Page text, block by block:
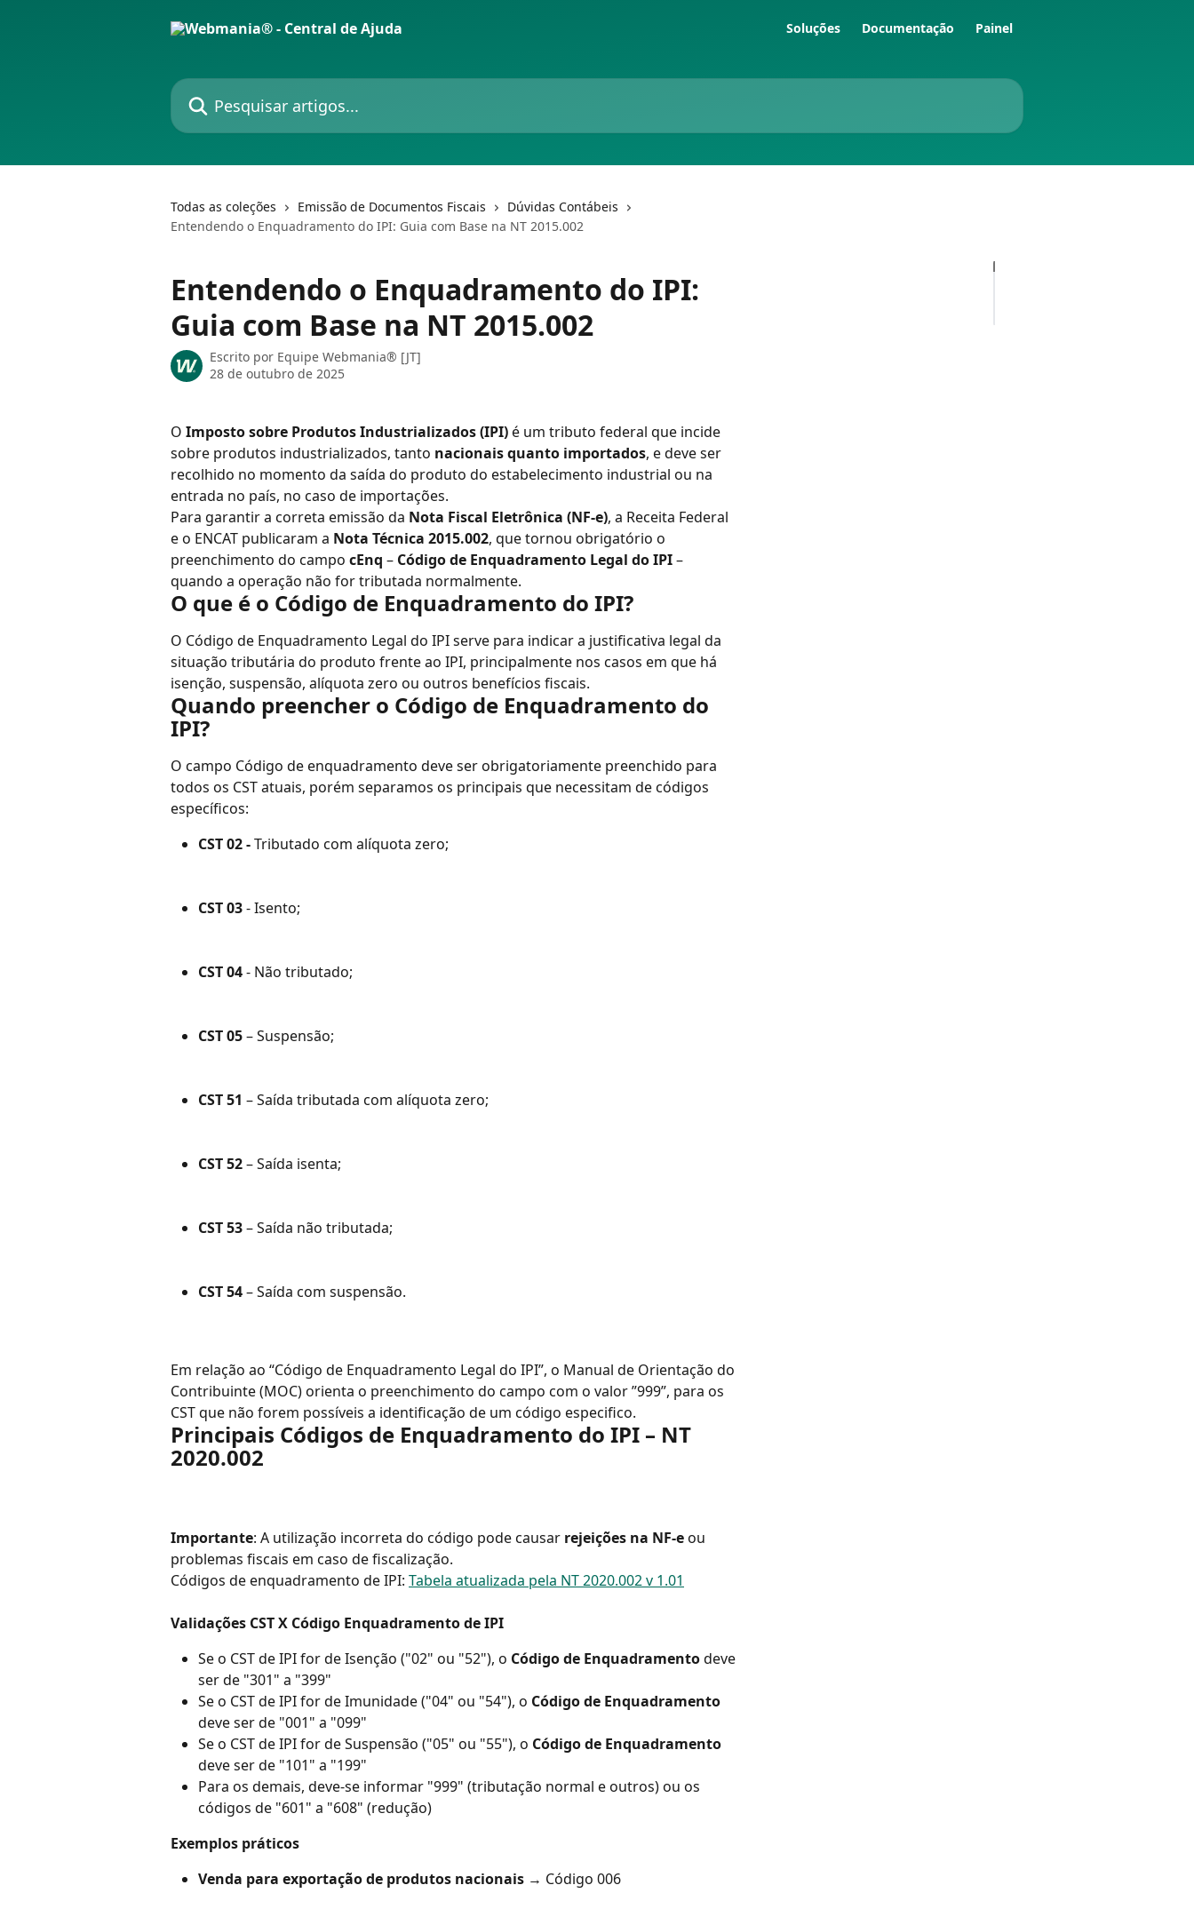
Soluções Documentação Painel
Pesquisar artigos...
Todas as coleções Emissão de Documentos Fiscais
Dúvidas Contábeis
Entendendo o Enquadramento do IPI: Guia com Base na NT 2015.002
Entendendo o Enquadramento do IPI:
Guia com Base na NT 2015.002
Escrito por Equipe Webmania® [JT]
28 de outubro de 2025
O Imposto sobre Produtos Industrializados (IPI) é um tributo federal que incide
sobre produtos industrializados, tanto nacionais quanto importados, e deve ser
recolhido no momento da saída do produto do estabelecimento industrial ou na
entrada no país, no caso de importações.
Para garantir a correta emissão da Nota Fiscal Eletrônica (NF-e), a Receita Federal
e o ENCAT publicaram a Nota Técnica 2015.002, que tornou obrigatório o
preenchimento do campo cEnq – Código de Enquadramento Legal do IPI –
quando a operação não for tributada normalmente.
O que é o Código de Enquadramento do IPI?
O Código de Enquadramento Legal do IPI serve para indicar a justificativa legal da
situação tributária do produto frente ao IPI, principalmente nos casos em que há
isenção, suspensão, alíquota zero ou outros benefícios fiscais.
Quando preencher o Código de Enquadramento do
IPI?
O campo Código de enquadramento deve ser obrigatoriamente preenchido para
todos os CST atuais, porém separamos os principais que necessitam de códigos
específicos:
CST 02 - Tributado com alíquota zero;
CST 03 - Isento;
CST 04 - Não tributado;
CST 05 – Suspensão;
CST 51 – Saída tributada com alíquota zero;
CST 52 – Saída isenta;
CST 53 – Saída não tributada;
CST 54 – Saída com suspensão.
Em relação ao “Código de Enquadramento Legal do IPI”, o Manual de Orientação do
Contribuinte (MOC) orienta o preenchimento do campo com o valor ”999”, para os
CST que não forem possíveis a identificação de um código especifico.
Principais Códigos de Enquadramento do IPI – NT
2020.002
Importante: A utilização incorreta do código pode causar rejeições na NF-e ou
problemas fiscais em caso de fiscalização.
Códigos de enquadramento de IPI: Tabela atualizada pela NT 2020.002 v 1.01
Validações CST X Código Enquadramento de IPI
Se o CST de IPI for de Isenção ("02" ou "52"), o Código de Enquadramento deve
ser de "301" a "399"
Se o CST de IPI for de Imunidade ("04" ou "54"), o Código de Enquadramento
deve ser de "001" a "099"
Se o CST de IPI for de Suspensão ("05" ou "55"), o Código de Enquadramento
deve ser de "101" a "199"
Para os demais, deve-se informar "999" (tributação normal e outros) ou os
códigos de "601" a "608" (redução)
Exemplos práticos
Venda para exportação de produtos nacionais → Código 006